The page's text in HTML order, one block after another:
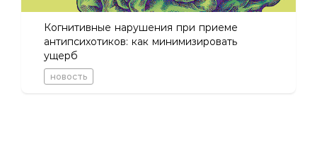
Когнитивные нарушения при приеме
антипсихотиков: как минимизировать
ущерб
новость